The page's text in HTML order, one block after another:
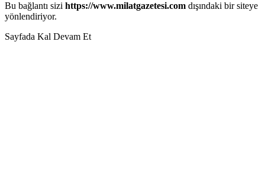
Bu bağlantı sizi https://www.milatgazetesi.com dışındaki bir siteye
yönlendiriyor.
Sayfada Kal Devam Et